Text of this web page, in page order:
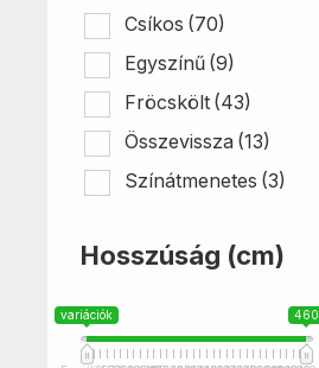
Csíkos (70)
Egyszínű (9)
Fröcskölt (43)
Összevissza (13)
Színátmenetes (3)
Hosszúság (cm)
variációk 460